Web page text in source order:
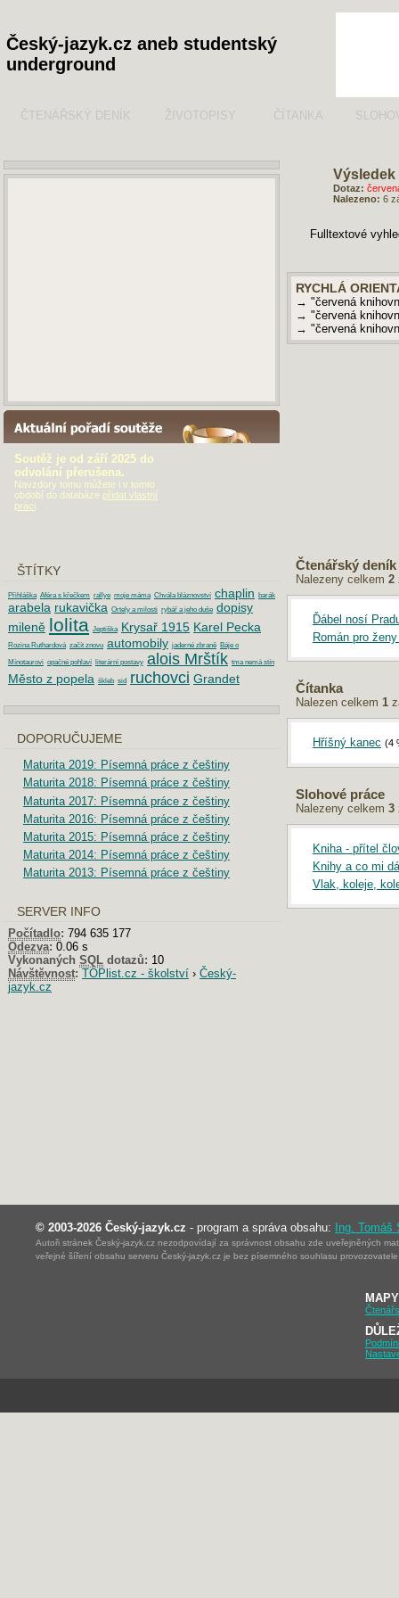
Český-jazyk.cz aneb studentský
underground
ČTENÁŘSKÝ DENÍK ŽIVOTOPISY ČÍTANKA
Výsledek
Dotaz:
Nalezeno: 6
Fulltextové
RYCHLÁ
→ "červená
→ "červená
→ "červená
Čtenářský deník
Nalezeny celkem 2
Ďábel nosí
Román pro
Čítanka
Nalezen celkem 1
Hříšný kanec (4
Slohové práce
Nalezeny celkem 3
Kniha - přítel
Knihy a co mi
Vlak, koleje,
AKTUÁLNÍ POŘADÍ SOUTĚŽE
Soutěž je od září 2025 do
odvolání přerušena.
Navzdory tomu můžete i v tomto
období do databáze přidat vlastní
práci
ŠTÍTKY
Přihláška Aféra s křečkem rallye moje máma Chvála bláznovství chaplin barák
arabela rukavička Ortely a milosti rybář a jeho duše dopisy
mileně lolita Jeptiška Krysař 1915 Karel Pecka
Rozina Ruthardová začít znovu automobily jaderné zbraně Báje o
Mínotaurovi opačné pohlaví literární postavy alois Mrštík tma nemá stín
Město z popela škleb sid ruchovci Grandet
DOPORUČUJEME
Maturita 2019: Písemná práce z češtiny
Maturita 2018: Písemná práce z češtiny
Maturita 2017: Písemná práce z češtiny
Maturita 2016: Písemná práce z češtiny
Maturita 2015: Písemná práce z češtiny
Maturita 2014: Písemná práce z češtiny
Maturita 2013: Písemná práce z češtiny
SERVER INFO
Počítadlo: 794 635 177
Odezva: 0.06 s
Vykonaných SQL dotazů: 10
Návštěvnost: TOPlist.cz - školství › Český-
jazyk.cz
© 2003-2026 Český-jazyk.cz - program a správa obsahu: Ing. Tomáš
Autoři stránek Český-jazyk.cz nezodpovídají za správnost obsahu zde uveřejněných
veřejné šíření obsahu serveru Český-jazyk.cz je bez písemného souhlasu